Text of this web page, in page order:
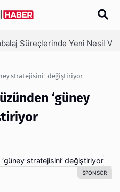
Ambalaj Süreçlerinde Yeni Nesil Verimliliği Olimpack ile Yakalayın 3 hafta önce
stratejisini’ değiştiriyor
‘güney